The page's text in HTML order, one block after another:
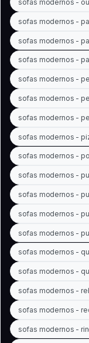
sofas modernos -
sofas modernos -
sofas modernos -
sofas modernos -
sofas modernos -
sofas modernos -
sofas modernos -
sofas modernos -
sofas modernos -
sofas modernos -
sofas modernos -
sofas modernos -
sofas modernos -
sofas modernos -
sofas modernos -
sofas modernos -
sofas modernos -
sofas modernos -